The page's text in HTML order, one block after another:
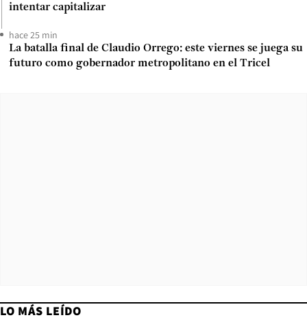
intentar capitalizar
hace 25 min
La batalla final de Claudio Orrego: este viernes se juega su
futuro como gobernador metropolitano en el Tricel
LO MÁS LEÍDO